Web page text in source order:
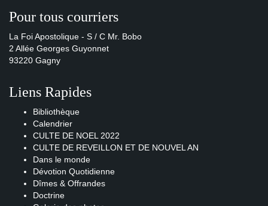
Pour tous courriers
La Foi Apostolique - S / C Mr. Bobo
2 Allée Georges Guyonnet
93220 Gagny
Liens Rapides
Bibliothèque
Calendrier
CULTE DE NOEL 2022
CULTE DE REVEILLON ET DE NOUVEL AN
Dans le monde
Dévotion Quotidienne
Dîmes & Offrandes
Doctrine